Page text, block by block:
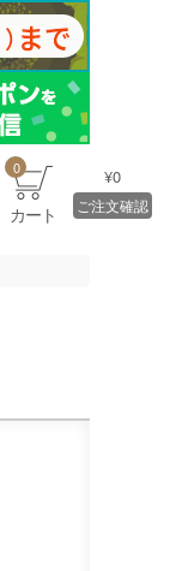
0
カート
¥0
ご注文確認